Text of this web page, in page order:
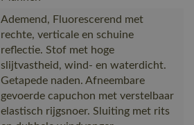
Ademend, Fluorescerend met
rechte, verticale en schuine
reflectie. Stof met hoge
slijtvastheid, wind- en waterdicht.
Getapede naden. Afneembare
gevoerde capuchon met verstelbaar
elastisch rijgsnoer. Sluiting met rits